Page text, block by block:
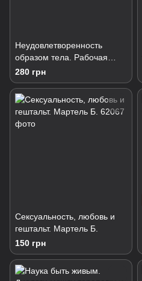
Неудовлетворенность
образом тела. Рабочая
тетрадь. Кэш Т.Ф.
280 грн
Сексуальность, любовь и
гештальт. Мартель Б.
150 грн